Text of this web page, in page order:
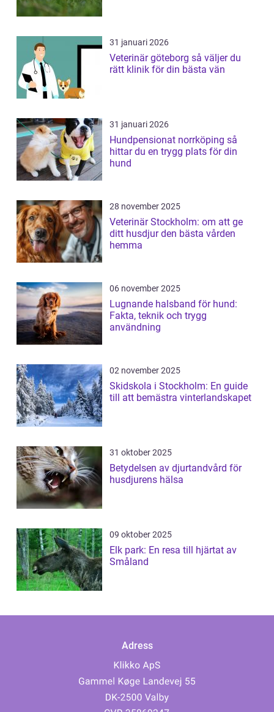
31 januari 2026
Veterinär göteborg så väljer du
rätt klinik för din bästa vän
31 januari 2026
Hundpensionat norrköping så
hittar du en trygg plats för din
hund
28 november 2025
Veterinär Stockholm: om att ge
ditt husdjur den bästa vården
hemma
06 november 2025
Lugnande halsband för hund:
Fakta, teknik och trygg
användning
02 november 2025
Skidskola i Stockholm: En guide
till att bemästra vinterlandskapet
31 oktober 2025
Betydelsen av djurtandvård för
husdjurens hälsa
09 oktober 2025
Elk park: En resa till hjärtat av
Småland
Adress